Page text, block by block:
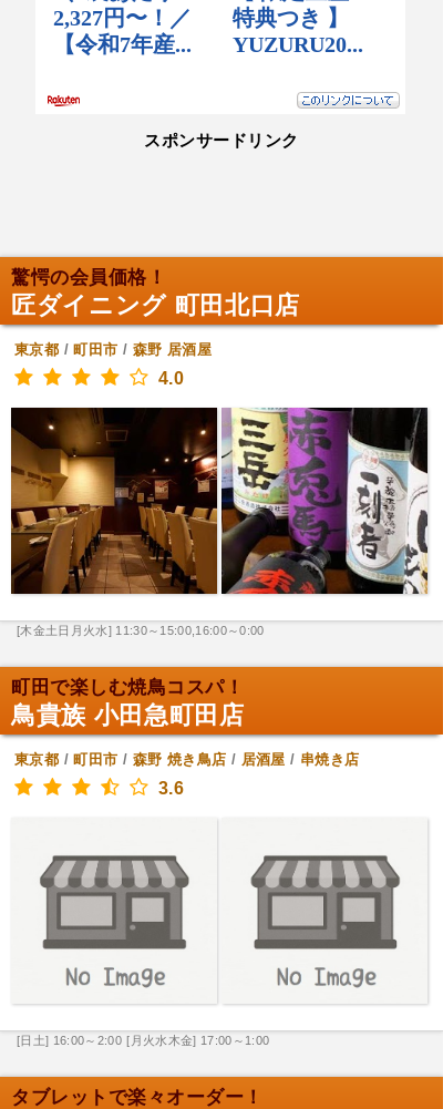
スポンサードリンク
驚愕の会員価格！
匠ダイニング 町田北口店
東京都 /町田市 / 森野 居酒屋
4.0
[木金土日月火水] 11:30～15:00,16:00～0:00
町田で楽しむ焼鳥コスパ！
鳥貴族 小田急町田店
東京都 /町田市 / 森野 焼き鳥店 / 居酒屋 / 串焼き店
3.6
[日土] 16:00～2:00 [月火水木金] 17:00～1:00
タブレットで楽々オーダー！